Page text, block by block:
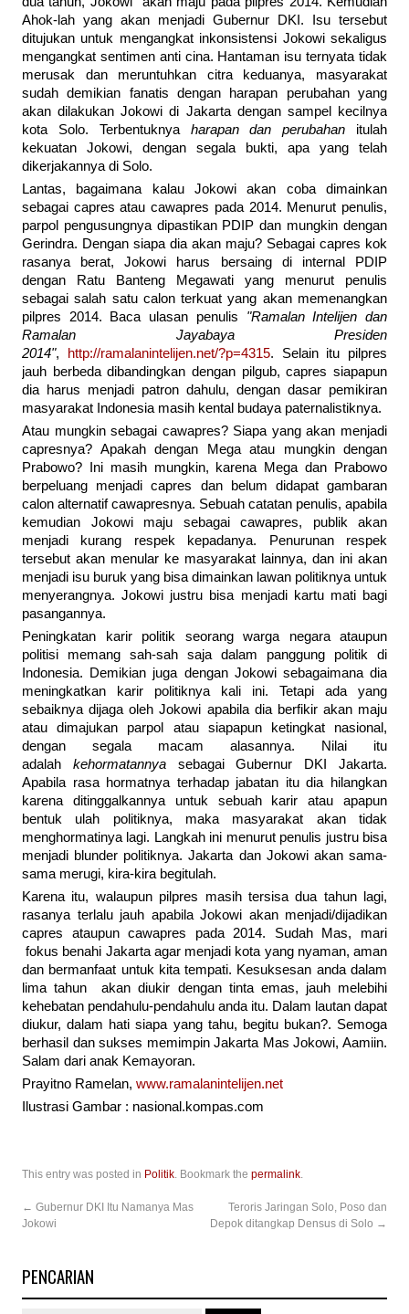
Ahok-lah yang akan menjadi Gubernur DKI. Isu tersebut
ditujukan untuk mengangkat inkonsistensi Jokowi sekaligus
mengangkat sentimen anti cina. Hantaman isu ternyata tidak
merusak dan meruntuhkan citra keduanya, masyarakat
sudah demikian fanatis dengan harapan perubahan yang
akan dilakukan Jokowi di Jakarta dengan sampel kecilnya
kota Solo. Terbentuknya harapan dan perubahan itulah
kekuatan Jokowi, dengan segala bukti, apa yang telah
dikerjakannya di Solo.
Lantas, bagaimana kalau Jokowi akan coba dimainkan
sebagai capres atau cawapres pada 2014. Menurut penulis,
parpol pengusungnya dipastikan PDIP dan mungkin dengan
Gerindra. Dengan siapa dia akan maju? Sebagai capres kok
rasanya berat, Jokowi harus bersaing di internal PDIP
dengan Ratu Banteng Megawati yang menurut penulis
sebagai salah satu calon terkuat yang akan memenangkan
pilpres 2014. Baca ulasan penulis "Ramalan Intelijen dan
Ramalan Jayabaya Presiden
2014", http://ramalanintelijen.net/?p=4315. Selain itu pilpres
jauh berbeda dibandingkan dengan pilgub, capres siapapun
dia harus menjadi patron dahulu, dengan dasar pemikiran
masyarakat Indonesia masih kental budaya paternalistiknya.
Atau mungkin sebagai cawapres? Siapa yang akan menjadi
capresnya? Apakah dengan Mega atau mungkin dengan
Prabowo? Ini masih mungkin, karena Mega dan Prabowo
berpeluang menjadi capres dan belum didapat gambaran
calon alternatif cawapresnya. Sebuah catatan penulis, apabila
kemudian Jokowi maju sebagai cawapres, publik akan
menjadi kurang respek kepadanya. Penurunan respek
tersebut akan menular ke masyarakat lainnya, dan ini akan
menjadi isu buruk yang bisa dimainkan lawan politiknya untuk
menyerangnya. Jokowi justru bisa menjadi kartu mati bagi
pasangannya.
Peningkatan karir politik seorang warga negara ataupun
politisi memang sah-sah saja dalam panggung politik di
Indonesia. Demikian juga dengan Jokowi sebagaimana dia
meningkatkan karir politiknya kali ini. Tetapi ada yang
sebaiknya dijaga oleh Jokowi apabila dia berfikir akan maju
atau dimajukan parpol atau siapapun ketingkat nasional,
dengan segala macam alasannya. Nilai itu
adalah kehormatannyasebagai Gubernur DKI Jakarta.
Apabila rasa hormatnya terhadap jabatan itu dia hilangkan
karena ditinggalkannya untuk sebuah karir atau apapun
bentuk ulah politiknya, maka masyarakat akan tidak
menghormatinya lagi. Langkah ini menurut penulis justru bisa
menjadi blunder politiknya. Jakarta dan Jokowi akan sama-
sama merugi, kira-kira begitulah.
Karena itu, walaupun pilpres masih tersisa dua tahun lagi,
rasanya terlalu jauh apabila Jokowi akan menjadi/dijadikan
capres ataupun cawapres pada 2014. Sudah Mas, mari
fokus benahi Jakarta agar menjadi kota yang nyaman, aman
dan bermanfaat untuk kita tempati. Kesuksesan anda dalam
lima tahun akan diukir dengan tinta emas, jauh melebihi
kehebatan pendahulu-pendahulu anda itu. Dalam lautan dapat
diukur, dalam hati siapa yang tahu, begitu bukan?. Semoga
berhasil dan sukses memimpin Jakarta Mas Jokowi, Aamiin.
Salam dari anak Kemayoran.
Prayitno Ramelan, www.ramalanintelijen.net
Ilustrasi Gambar : nasional.kompas.com
This entry was posted in Politik. Bookmark the permalink.
← Gubernur DKI Itu Namanya Mas
Jokowi
Teroris Jaringan Solo, Poso dan
Depok ditangkap Densus di Solo →
PENCARIAN